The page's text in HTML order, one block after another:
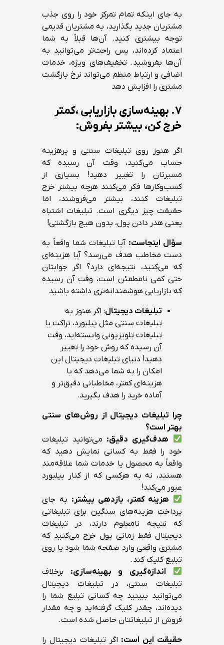
به جای اینکه تمام تمرکز خود را روی جذب
مشتریان جدید بگذارید، به مشتریان قدیمی
توجه بیشتری کنید. آن‌ها قبلاً به شما
اعتماد کرده‌اند، پس راحت‌تر می‌توانید به
آن‌ها بفروشید. تخفیف‌های ویژه، خدمات
اضافی و ارتباط منظم می‌تواند نرخ بازگشت
مشتری را افزایش دهد
۷. بهینه‌سازی بازاریابی ،کمتر
خرج کن، بیشتر بفروش:
اگر هنوز روی تبلیغات سنتی و پرهزینه
حساب می‌کنید، وقت آن رسیده که
مسیرتان را تغییر دهید! بسیاری از
کسب‌وکارها فکر می‌کنند هرچه بیشتر خرج
تبلیغات کنند، بیشتر می‌فروشند، اما
حقیقت چیز دیگری است. تبلیغات اشتباه
یعنی هدر دادن پول، بدون هیچ بازگشتی!
سؤال اینجاست: آیا تبلیغات شما واقعاً به
دست مخاطب هدف می‌رسد؟ آیا هزینه‌ای
که می‌کنید، نتیجه‌ای دارد؟ اگر جوابتان
حتی کمی نامطمئن است، وقت آن رسیده
که بازاریابی هوشمندانه‌تری داشته باشید
تبلیغات دیجیتال: اگر هنوز به
تبلیغات سنتی مثل بیلبورد، تراکت یا
تبلیغات تلویزیونی وابسته‌اید، وقت
آن رسیده که روش خود را تغییر
دهید! دنیای تبلیغات دیجیتال این
امکان را به شما می‌دهد که با
هزینه‌ای کمتر، مخاطبانی دقیق‌تر و
آماده خرید را هدف بگیرید.
چرا تبلیغات دیجیتال از روش‌های سنتی
بهتر است؟
هدف‌گیری دقیق: می‌توانید تبلیغات
خود را فقط به کسانی نمایش دهید که
واقعاً به محصول یا خدمات شما علاقه‌مند
هستند، نه به هرکسی که از کنار بیلبورد
عبور می‌کند!
هزینه کمتر، بازدهی بیشتر: به جای
پرداخت هزینه‌های سنگین برای تبلیغاتی
که نتیجه نامعلوم دارند، در تبلیغات
دیجیتال فقط زمانی پول خرج می‌کنید که
مشتری واقعی وارد صفحه شما شود یا روی
تبلیغ کلیک کند.
اندازه‌گیری و بهینه‌سازی: برخلاف
تبلیغات سنتی، در تبلیغات دیجیتال
می‌توانید ببینید چه کسانی تبلیغ شما را
دیده‌اند، چقدر کلیک گرفته‌اید و چه مقدار
فروش از تبلیغاتتان حاصل شده است.
حقیقت این است: اگر تبلیغات دیجیتال را